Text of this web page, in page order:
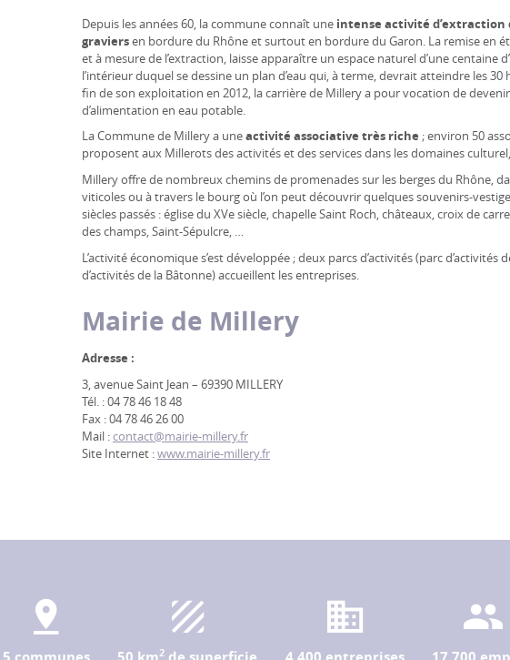
Depuis les années 60, la commune connaît une intense activité d’extraction
graviersen bordure du Rhône et surtout en bordure du Garon. La remise en
et à mesure de l’extraction, laisse apparaître un espace naturel d’une centaine
l’intérieur duquel se dessine un plan d’eau qui, à terme, devrait atteindre les 30
fin de son exploitation en 2012, la carrière de Millery a pour vocation de
d’alimentation en eau potable.
La Commune de Millery a uneactivité associative très riche ; environ 50
proposent aux Millerots des activités et des services dans les domaines
Millery offre de nombreux chemins de promenades sur les berges du Rhône,
viticoles ou à travers le bourg où l’on peut découvrir quelques souvenirs-
siècles passés : église du XVe siècle, chapelle Saint Roch, châteaux, croix de
des champs, Saint-Sépulcre, …
L’activité économique s’est développée ; deux parcs d’activités (parc d’activités
d’activités de la Bâtonne) accueillent les entreprises.
Mairie de Millery
Adresse :
3, avenue Saint Jean – 69390 MILLERY
Tél. : 04 78 46 18 48
Fax : 04 78 46 26 00
Mail :contact@mairie-millery.fr
Site Internet :www.mairie-millery.fr
2